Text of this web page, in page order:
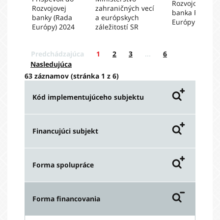
Rozvojovej
banky (Rada
Európy) 2024
zahraničných vecí
a európskych
záležitostí SR
Rozvojová
banka Rady
Európy
Predchádzajúca 1 2 3 …
6
Nasledujúca
63 záznamov (stránka 1 z 6)
Kód implementujúceho subjektu
Vyplatená suma podľa kódu
implementujúceho subjektu
Financujúci subjekt
poskytovateľov – Celková
spolupráca
Forma spolupráce
Forma financovania